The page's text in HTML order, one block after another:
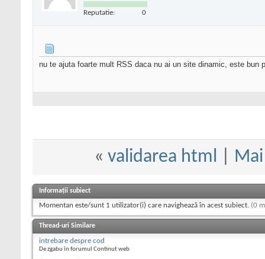
Reputatie: 0
nu te ajuta foarte mult RSS daca nu ai un site dinamic, este bun
« validarea html
Informații subiect
Momentan este/sunt 1 utilizator(i) care navighează în acest subiect. (0
Thread-uri Similare
intrebare despre cod
De zgabu în forumul Continut web